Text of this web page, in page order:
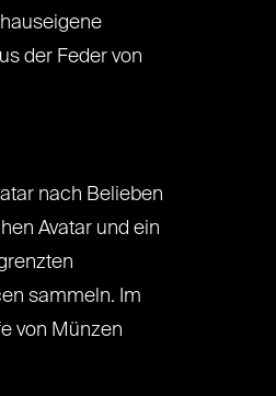
der Feder von
nach Belieben
Avatar und ein
sammeln. Im
von Münzen